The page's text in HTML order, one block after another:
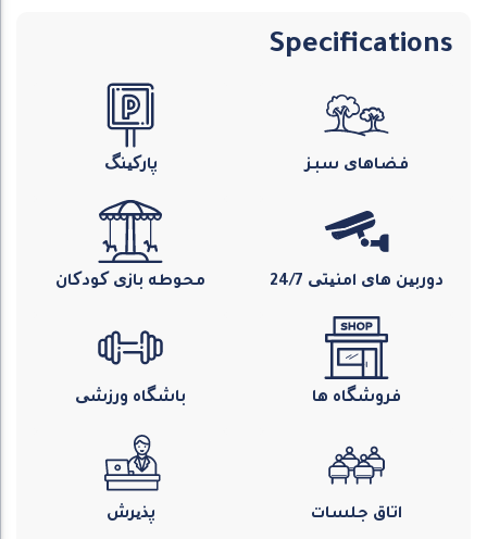
Specifications
فضاهای سبز پارکینگ
دوربین های امنیتی 24/7 محوطه بازی کودکان
فروشگاه ها باشگاه ورزشی
اتاق جلسات پذیرش